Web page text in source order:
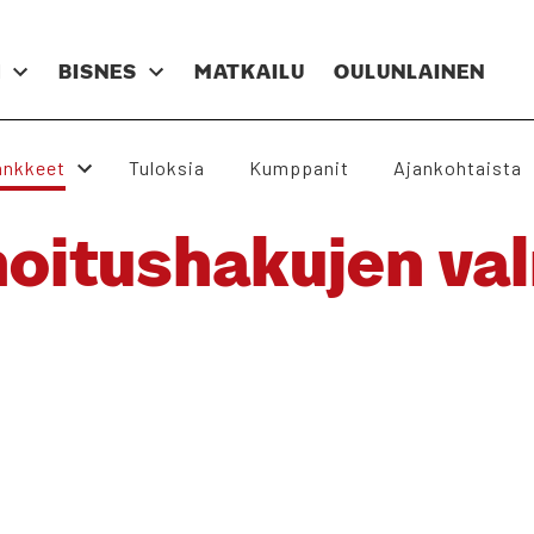
BIS­NES MAT­KAI­LU OULUN­LAI­NEN
Tulok­sia Kump­pa­nit Ajan­koh­tais­ta